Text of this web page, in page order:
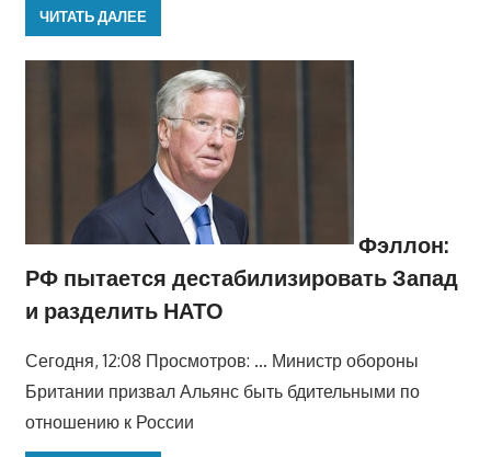
ЧИТАТЬ ДАЛЕЕ
Фэллон:
РФ пытается дестабилизировать Запад
и разделить НАТО
Сегодня, 12:08 Просмотров: … Министр обороны
Британии призвал Альянс быть бдительными по
отношению к России